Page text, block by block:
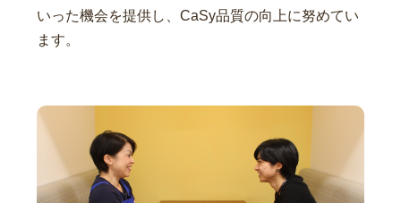
いった機会を提供し、CaSy品質の向上に努めてい
ます。